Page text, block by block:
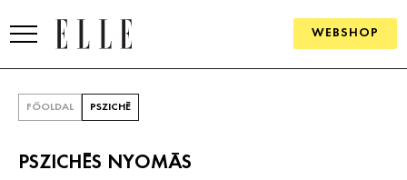
WEBSHOP
FŐOLDAL PSZICHÉ
PSZICHÉS NYOMÁS